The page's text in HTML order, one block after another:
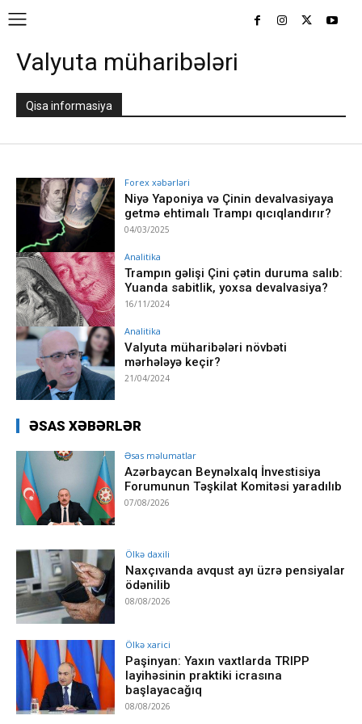
Valyuta müharibələri
Qisa informasiya
Forex xəbərləri
Niyə Yaponiya və Çinin devalvasiyaya
getmə ehtimalı Trampı qıcıqlandırır?
04/03/2025
Analitika
Trampın gəlişi Çini çətin duruma salıb:
Yuanda sabitlik, yoxsa devalvasiya?
16/11/2024
Analitika
Valyuta müharibələri növbəti
mərhələyə keçir?
21/04/2024
ƏSAS XƏBƏRLƏR
Əsas məlumatlar
Azərbaycan Beynəlxalq İnvestisiya
Forumunun Təşkilat Komitəsi yaradılıb
07/08/2026
Ölkə daxili
Naxçıvanda avqust ayı üzrə pensiyalar
ödənilib
08/08/2026
Ölkə xarici
Paşinyan: Yaxın vaxtlarda TRIPP
layihəsinin praktiki icrasına
başlayacağıq
08/08/2026